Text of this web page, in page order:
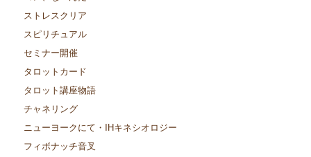
ストレスクリア
スピリチュアル
セミナー開催
タロットカード
タロット講座物語
チャネリング
ニューヨークにて・IHキネシオロジー
フィボナッチ音叉